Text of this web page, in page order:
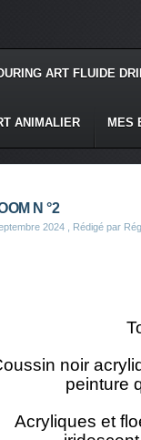
ART FLUIDE
ANIMALIER MES
N °2
2024 , Rédigé par
noir
peinture
Acryliques et